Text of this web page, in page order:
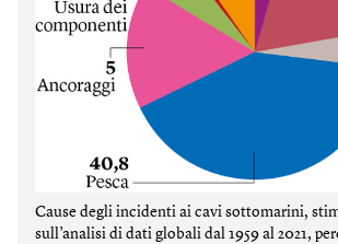
Cause degli incidenti ai cavi sottomarini,
sull’analisi di dati globali dal 1959 al 2021,